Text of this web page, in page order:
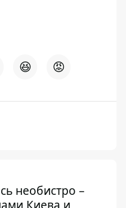
😆 😡
необистро –
Киева и